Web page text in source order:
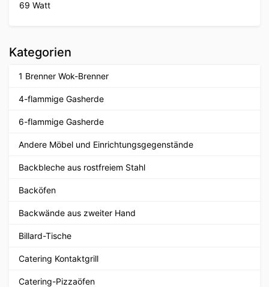
69 Watt
Kategorien
1 Brenner Wok-Brenner
4-flammige Gasherde
6-flammige Gasherde
Andere Möbel und Einrichtungsgegenstände
Backbleche aus rostfreiem Stahl
Backöfen
Backwände aus zweiter Hand
Billard-Tische
Catering Kontaktgrill
Catering-Pizzaöfen